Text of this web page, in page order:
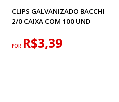
CLIPS GALVANIZADO BACCHI
2/0 CAIXA COM 100 UND
POR R$3,39